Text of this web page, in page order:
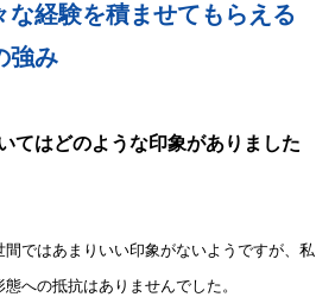
な経験を積ませてもらえる
強み
はどのような印象がありました
ではあまりいい印象がないようですが、私
への抵抗はありませんでした。